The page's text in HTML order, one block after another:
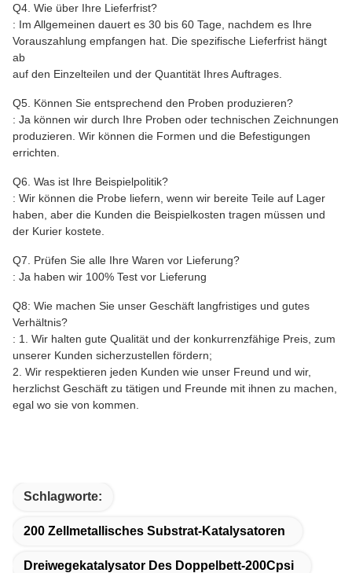
Q4. Wie über Ihre Lieferfrist?
: Im Allgemeinen dauert es 30 bis 60 Tage, nachdem es Ihre
Vorauszahlung empfangen hat. Die spezifische Lieferfrist hängt
ab
auf den Einzelteilen und der Quantität Ihres Auftrages.
Q5. Können Sie entsprechend den Proben produzieren?
: Ja können wir durch Ihre Proben oder technischen Zeichnungen
produzieren. Wir können die Formen und die Befestigungen
errichten.
Q6. Was ist Ihre Beispielpolitik?
: Wir können die Probe liefern, wenn wir bereite Teile auf Lager
haben, aber die Kunden die Beispielkosten tragen müssen und
der Kurier kostete.
Q7. Prüfen Sie alle Ihre Waren vor Lieferung?
: Ja haben wir 100% Test vor Lieferung
Q8: Wie machen Sie unser Geschäft langfristiges und gutes
Verhältnis?
: 1. Wir halten gute Qualität und der konkurrenzfähige Preis, zum
unserer Kunden sicherzustellen fördern;
2. Wir respektieren jeden Kunden wie unser Freund und wir,
herzlichst Geschäft zu tätigen und Freunde mit ihnen zu machen,
egal wo sie von kommen.
Schlagworte:
200 Zellmetallisches Substrat-Katalysatoren
Dreiwegekatalysator Des Doppelbett-200Cpsi